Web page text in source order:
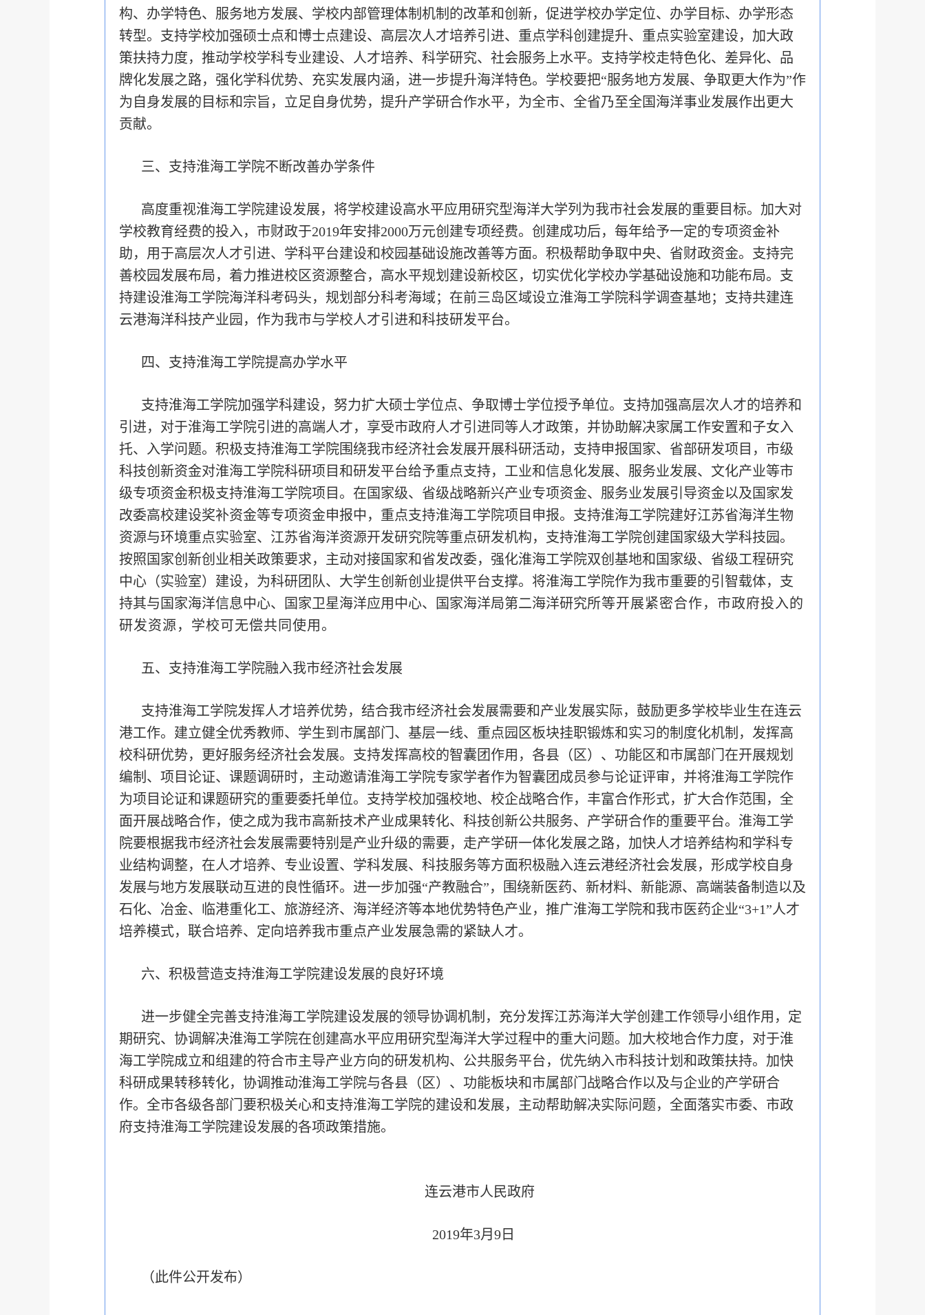
构、办学特色、服务地方发展、学校内部管理体制机制的改革和创新，促进学校办学定位、办学目标、办学形态
转型。支持学校加强硕士点和博士点建设、高层次人才培养引进、重点学科创建提升、重点实验室建设，加大政
策扶持力度，推动学校学科专业建设、人才培养、科学研究、社会服务上水平。支持学校走特色化、差异化、品
牌化发展之路，强化学科优势、充实发展内涵，进一步提升海洋特色。学校要把“服务地方发展、争取更大作为”作
为自身发展的目标和宗旨，立足自身优势，提升产学研合作水平，为全市、全省乃至全国海洋事业发展作出更大
贡献。
三、支持淮海工学院不断改善办学条件
高度重视淮海工学院建设发展，将学校建设高水平应用研究型海洋大学列为我市社会发展的重要目标。加大对
学校教育经费的投入，市财政于2019年安排2000万元创建专项经费。创建成功后，每年给予一定的专项资金补
助，用于高层次人才引进、学科平台建设和校园基础设施改善等方面。积极帮助争取中央、省财政资金。支持完
善校园发展布局，着力推进校区资源整合，高水平规划建设新校区，切实优化学校办学基础设施和功能布局。支
持建设淮海工学院海洋科考码头，规划部分科考海域；在前三岛区域设立淮海工学院科学调查基地；支持共建连
云港海洋科技产业园，作为我市与学校人才引进和科技研发平台。
四、支持淮海工学院提高办学水平
支持淮海工学院加强学科建设，努力扩大硕士学位点、争取博士学位授予单位。支持加强高层次人才的培养和
引进，对于淮海工学院引进的高端人才，享受市政府人才引进同等人才政策，并协助解决家属工作安置和子女入
托、入学问题。积极支持淮海工学院围绕我市经济社会发展开展科研活动，支持申报国家、省部研发项目，市级
科技创新资金对淮海工学院科研项目和研发平台给予重点支持，工业和信息化发展、服务业发展、文化产业等市
级专项资金积极支持淮海工学院项目。在国家级、省级战略新兴产业专项资金、服务业发展引导资金以及国家发
改委高校建设奖补资金等专项资金申报中，重点支持淮海工学院项目申报。支持淮海工学院建好江苏省海洋生物
资源与环境重点实验室、江苏省海洋资源开发研究院等重点研发机构，支持淮海工学院创建国家级大学科技园。
按照国家创新创业相关政策要求，主动对接国家和省发改委，强化淮海工学院双创基地和国家级、省级工程研究
中心（实验室）建设，为科研团队、大学生创新创业提供平台支撑。将淮海工学院作为我市重要的引智载体，支
持其与国家海洋信息中心、国家卫星海洋应用中心、国家海洋局第二海洋研究所等开展紧密合作，市政府投入的
研发资源，学校可无偿共同使用。
五、支持淮海工学院融入我市经济社会发展
支持淮海工学院发挥人才培养优势，结合我市经济社会发展需要和产业发展实际，鼓励更多学校毕业生在连云
港工作。建立健全优秀教师、学生到市属部门、基层一线、重点园区板块挂职锻炼和实习的制度化机制，发挥高
校科研优势，更好服务经济社会发展。支持发挥高校的智囊团作用，各县（区）、功能区和市属部门在开展规划
编制、项目论证、课题调研时，主动邀请淮海工学院专家学者作为智囊团成员参与论证评审，并将淮海工学院作
为项目论证和课题研究的重要委托单位。支持学校加强校地、校企战略合作，丰富合作形式，扩大合作范围，全
面开展战略合作，使之成为我市高新技术产业成果转化、科技创新公共服务、产学研合作的重要平台。淮海工学
院要根据我市经济社会发展需要特别是产业升级的需要，走产学研一体化发展之路，加快人才培养结构和学科专
业结构调整，在人才培养、专业设置、学科发展、科技服务等方面积极融入连云港经济社会发展，形成学校自身
发展与地方发展联动互进的良性循环。进一步加强“产教融合”，围绕新医药、新材料、新能源、高端装备制造以及
石化、冶金、临港重化工、旅游经济、海洋经济等本地优势特色产业，推广淮海工学院和我市医药企业“3+1”人才
培养模式，联合培养、定向培养我市重点产业发展急需的紧缺人才。
六、积极营造支持淮海工学院建设发展的良好环境
进一步健全完善支持淮海工学院建设发展的领导协调机制，充分发挥江苏海洋大学创建工作领导小组作用，定
期研究、协调解决淮海工学院在创建高水平应用研究型海洋大学过程中的重大问题。加大校地合作力度，对于淮
海工学院成立和组建的符合市主导产业方向的研发机构、公共服务平台，优先纳入市科技计划和政策扶持。加快
科研成果转移转化，协调推动淮海工学院与各县（区）、功能板块和市属部门战略合作以及与企业的产学研合
作。全市各级各部门要积极关心和支持淮海工学院的建设和发展，主动帮助解决实际问题，全面落实市委、市政
府支持淮海工学院建设发展的各项政策措施。
连云港市人民政府
2019年3月9日
（此件公开发布）